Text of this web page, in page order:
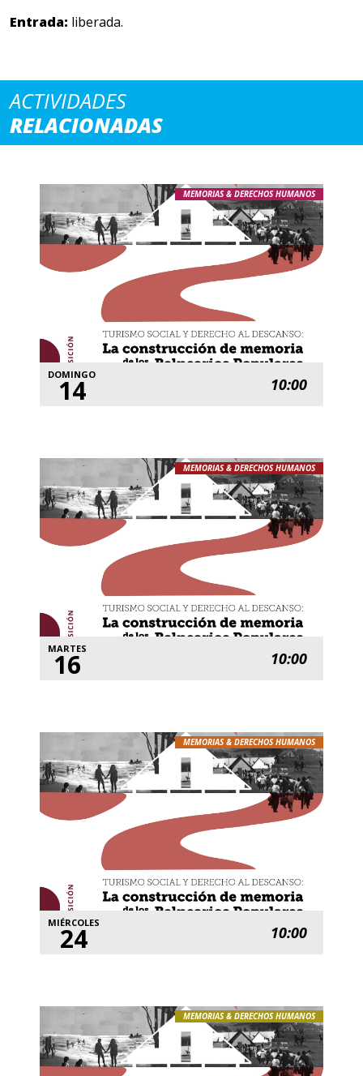
Entrada: liberada.
ACTIVIDADES
RELACIONADAS
MEMORIAS & DERECHOS HUMANOS
DOMINGO
14 10:00
MEMORIAS & DERECHOS HUMANOS
MARTES
16 10:00
MEMORIAS & DERECHOS HUMANOS
MIÉRCOLES
24 10:00
MEMORIAS & DERECHOS HUMANOS